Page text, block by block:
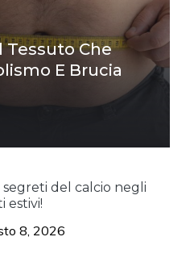
Tessuto Che
E Brucia
segreti del calcio negli
estivi!
8, 2026